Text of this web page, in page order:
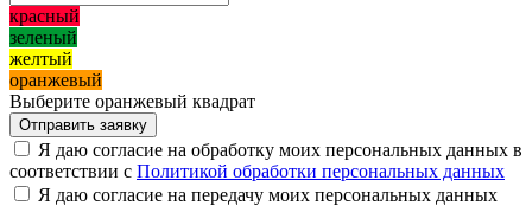
красный
зеленый
желтый
оранжевый
Выберите оранжевый квадрат
Я даю согласие на обработку моих персональных данных в
соответствии с Политикой обработки персональных данных
Я даю согласие на передачу моих персональных данных